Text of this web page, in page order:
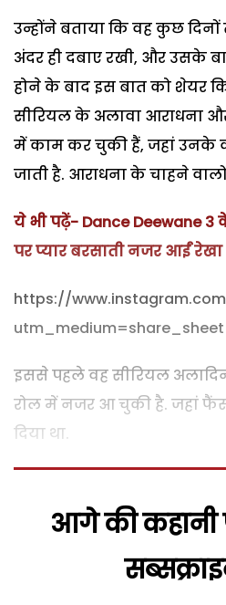
उन्होंने बताया कि वह कुछ
अंदर ही दबाए रखी, और उसके
होने के बाद इस बात को शेयर
सीरियल के अलावा आराधना
में काम कर चुकी हैं, जहां उनके
जाती है. आराधना के चाहने
ये भी पढ़ें- Dance Deewane 3
पर प्यार बरसाती नजर आईं रेखा
https://
utm_medium=share_sheet
इससे पहले वह सीरियल
रोल में नजर आ चुकी है. जहां फैंस
दिया था.
आगे की